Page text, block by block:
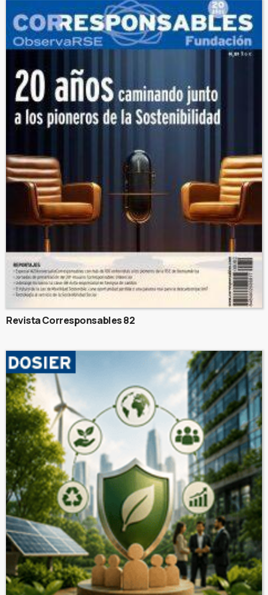
Revista Corresponsables 82